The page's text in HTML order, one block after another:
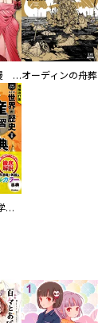
大正夜伽浪漫 －金曜日の花嫁—オーディンの舟葬
増補改訂版 学研まんが NEW世界の歴史 別巻 世界遺産学習事典